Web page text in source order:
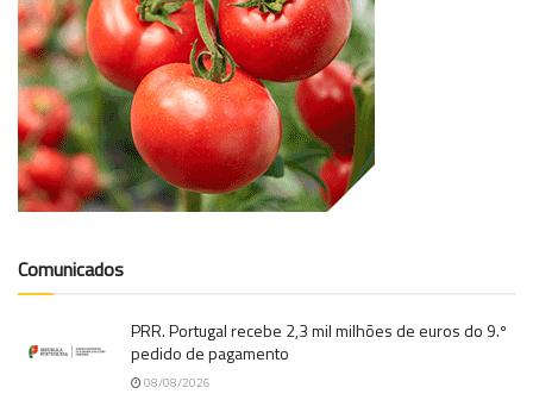
Comunicados
PRR. Portugal recebe 2,3 mil milhões de euros do 9.º
pedido de pagamento
08/08/2026